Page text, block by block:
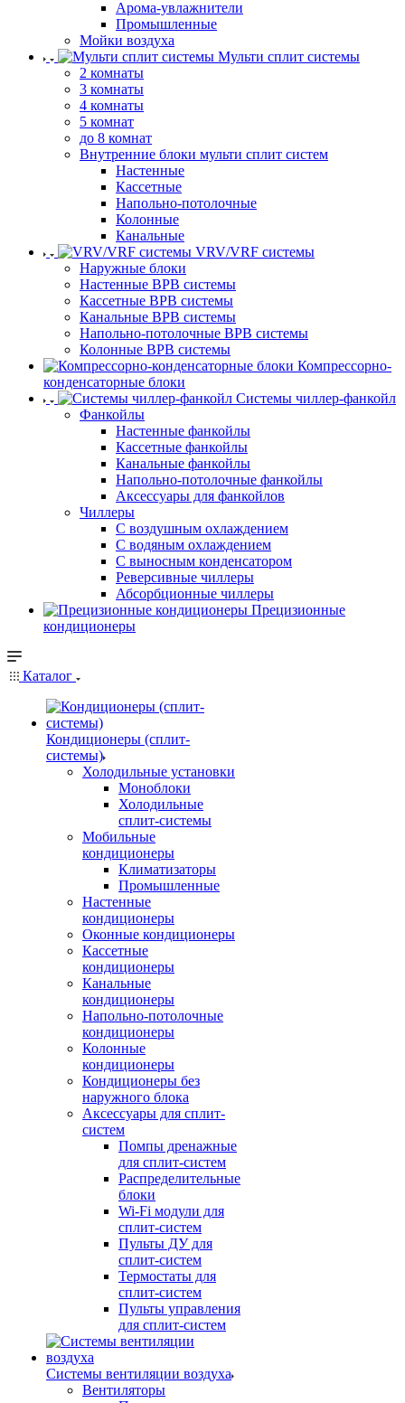
Арома-увлажнители
Промышленные
Мойки воздуха
Мульти сплит системы
2 комнаты
3 комнаты
4 комнаты
5 комнат
до 8 комнат
Внутренние блоки мульти сплит систем
Настенные
Кассетные
Напольно-потолочные
Колонные
Канальные
VRV/VRF системы
Наружные блоки
Настенные ВРВ системы
Кассетные ВРВ системы
Канальные ВРВ системы
Напольно-потолочные ВРВ системы
Колонные ВРВ системы
Компрессорно-
конденсаторные блоки
Системы чиллер-фанкойл
Фанкойлы
Настенные фанкойлы
Кассетные фанкойлы
Канальные фанкойлы
Напольно-потолочные фанкойлы
Аксессуары для фанкойлов
Чиллеры
С воздушным охлаждением
С водяным охлаждением
С выносным конденсатором
Реверсивные чиллеры
Абсорбционные чиллеры
Прецизионные
кондиционеры
Каталог
Кондиционеры (сплит-
системы)
Холодильные установки
Моноблоки
Холодильные
сплит-системы
Мобильные
кондиционеры
Климатизаторы
Промышленные
Настенные
кондиционеры
Оконные кондиционеры
Кассетные
кондиционеры
Канальные
кондиционеры
Напольно-потолочные
кондиционеры
Колонные
кондиционеры
Кондиционеры без
наружного блока
Аксессуары для сплит-
систем
Помпы дренажные
для сплит-систем
Распределительные
блоки
Wi-Fi модули для
сплит-систем
Пульты ДУ для
сплит-систем
Термостаты для
сплит-систем
Пульты управления
для сплит-систем
Системы вентиляции воздуха
Вентиляторы